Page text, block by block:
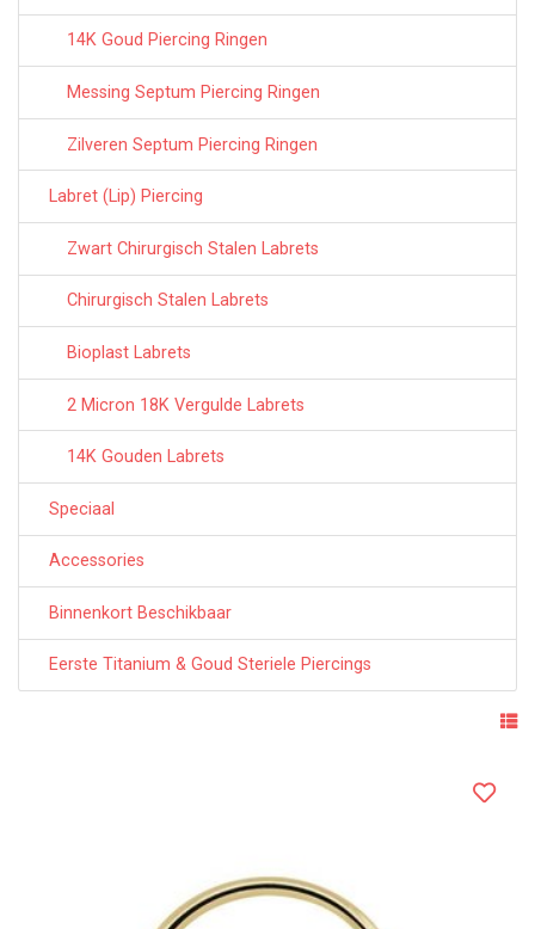
14K Goud Piercing Ringen
Messing Septum Piercing Ringen
Zilveren Septum Piercing Ringen
Labret (Lip) Piercing
Zwart Chirurgisch Stalen Labrets
Chirurgisch Stalen Labrets
Bioplast Labrets
2 Micron 18K Vergulde Labrets
14K Gouden Labrets
Speciaal
Accessories
Binnenkort Beschikbaar
Eerste Titanium & Goud Steriele Piercings